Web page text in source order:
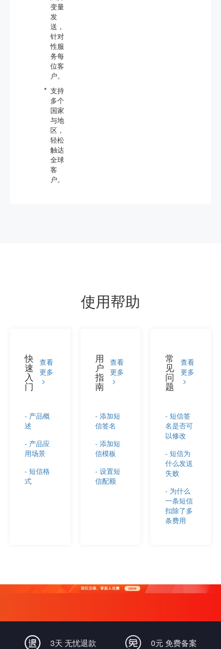
变量
发
送，
针对
性服
务每
位客
户。
支持
多个
国家
与地
区，
轻松
触达
全球
客
户。
使用帮助
快
速
入
门
查看
更多
- 产品概
述
- 产品应
用场景
- 短信格
式
用
户
指
南
查看
更多
- 添加短
信签名
- 添加短
信模板
- 设置短
信配额
常
见
问
题
查看
更多
- 短信签
名是否可
以修改
- 短信为
什么发送
失败
- 为什么
一条短信
扣除了多
条费用
3天 无忧退款 0元 免费备案